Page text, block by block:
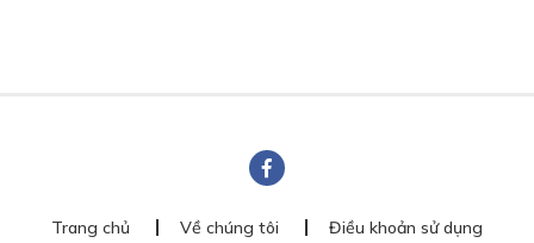
Trang chủ Về chúng tôi Điều khoản sử dụng